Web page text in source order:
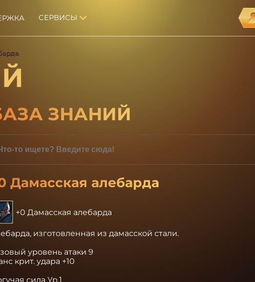
СЕРВИСЫ
ЗНАНИЙ
Дамасская алебарда
+0 Дамасская алебарда
изготовленная из дамасской стали.
уровень атаки 9
крит. удара +10
сила Ур.1